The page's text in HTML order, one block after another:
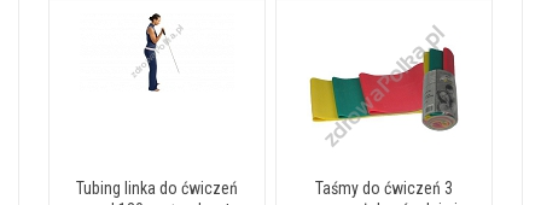
Tubing linka do ćwiczeń
Taśmy do ćwiczeń 3